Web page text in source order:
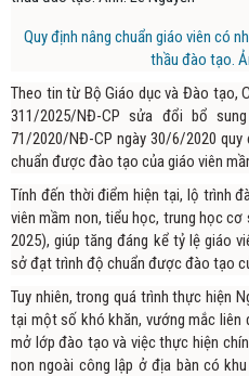
Quy định nâng chuẩn giáo viên có
thầu đào tạo.
Theo tin từ Bộ Giáo dục và Đào tạo,
311/2025/NĐ-CP sửa đổi bổ
71/2020/NĐ-CP ngày 30/6/2020
chuẩn được đào tạo của giáo viên
Tính đến thời điểm hiện tại, lộ trình
viên mầm non, tiểu học, trung học
2025), giúp tăng đáng kể tỷ lệ giáo
sở đạt trình độ chuẩn được đào tạo
Tuy nhiên, trong quá trình thực hiện
tại một số khó khăn, vướng mắc
mở lớp đào tạo và việc thực hiện
non ngoài công lập ở địa bàn có